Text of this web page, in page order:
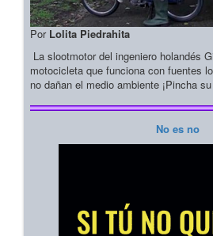
Por Lolita Piedrahita
La slootmotor del ingeniero holandés
motocicleta que funciona con fuentes
no dañan el medio ambiente ¡Pincha
No es no